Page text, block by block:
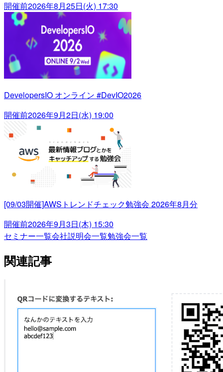
開催前2026年8月25日(火) 17:30
DevelopersIO オンライン #DevIO2026
開催前2026年9月2日(水) 19:00
[09/03開催]AWSトレンドチェック勉強会 2026年8月分
開催前2026年9月3日(木) 15:30
セミナー一覧会社説明会一覧勉強会一覧
関連記事